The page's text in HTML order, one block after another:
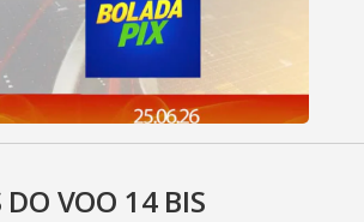
VOO 14 BIS